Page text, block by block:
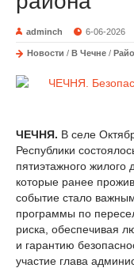
adminch 6-06-2026
Новости / В Чечне /
ЧЕЧНЯ. В селе
Республики
пятиэтажного жилого
которые ранее
событие стало
программы по
риска, обеспечивая
и гарантию
участие глава